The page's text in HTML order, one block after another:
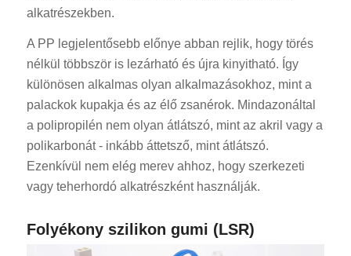
alkatrészekben.
A PP legjelentősebb előnye abban rejlik, hogy törés
nélkül többször is lezárható és újra kinyitható. Így
különösen alkalmas olyan alkalmazásokhoz, mint a
palackok kupakja és az élő zsanérok. Mindazonáltal
a polipropilén nem olyan átlátszó, mint az akril vagy a
polikarbonát - inkább áttetsző, mint átlátszó.
Ezenkívül nem elég merev ahhoz, hogy szerkezeti
vagy teherhordó alkatrészként használják.
Folyékony szilikon gumi (LSR)